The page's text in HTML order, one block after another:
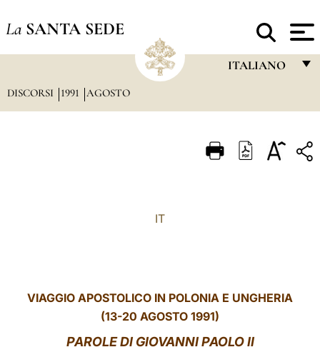
La SANTA SEDE
ITALIANO
ITALIANO
LATINE
DISCORSI 1991 AGOSTO
IT
VIAGGIO APOSTOLICO IN POLONIA E UNGHERIA
(13-20 AGOSTO 1991)
PAROLE DI GIOVANNI PAOLO II